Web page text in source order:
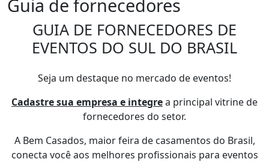
Guia de fornecedores
GUIA DE FORNECEDORES DE
EVENTOS DO SUL DO BRASIL
Seja um destaque no mercado de eventos!
Cadastre sua empresa e integrea principal vitrine de
fornecedores do setor.
A Bem Casados, maior feira de casamentos do Brasil,
conecta você aos melhores profissionais para eventos